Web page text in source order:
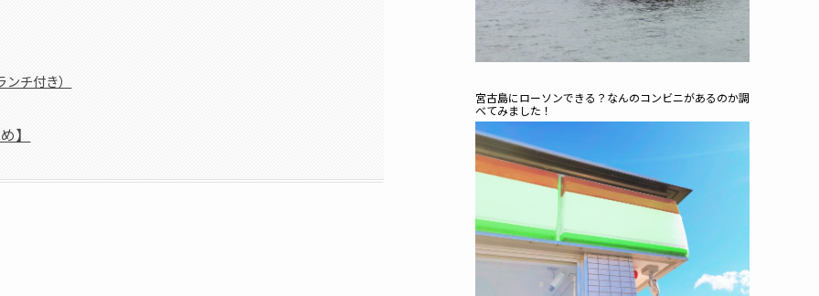
チ付き）
】
宮古島にローソンできる？なんのコンビニがあるのか調
べてみました！